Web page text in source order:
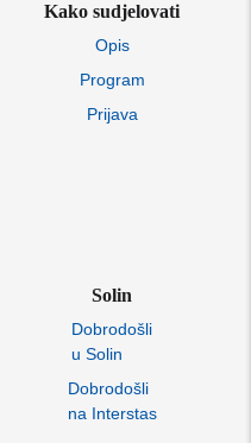
Kako sudjelovati
Opis
Program
Prijava
Solin
Dobrodošli
u Solin
Dobrodošli
na Interstas